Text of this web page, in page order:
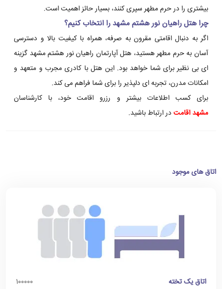
بیشتری را در حرم مطهر سپری کنند، بسیار حائز اهمیت است.
چرا هتل راهیان نور هشتم مشهد را انتخاب کنیم؟
اگر به دنبال اقامتی مقرون به صرفه، همراه با کیفیت بالا و دسترسی
آسان به حرم مطهر هستید، هتل آپارتمان راهیان نور هشتم مشهد گزینه
ای بی نظیر برای شما خواهد بود. این هتل با کادری مجرب و متعهد و
امکانات مدرن، تجربه ای دلپذیر را برای شما فراهم می کند.
برای کسب اطلاعات بیشتر و رزرو اقامت خود، با کارشناسان
مشهد اقامتدر ارتباط باشید.
اتاق های موجود
اتاق یک تخته 100000